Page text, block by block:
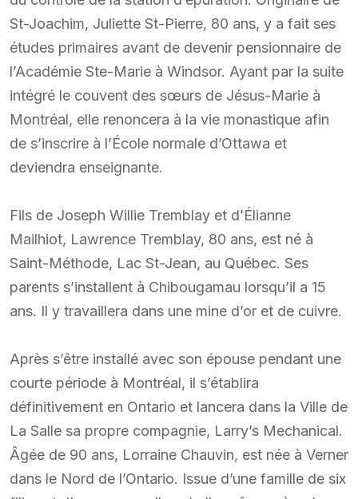
St-Joachim, Juliette St-Pierre, 80 ans, y a fait ses
études primaires avant de devenir pensionnaire de
l’Académie Ste-Marie à Windsor. Ayant par la suite
intégré le couvent des sœurs de Jésus-Marie à
Montréal, elle renoncera à la vie monastique afin
de s’inscrire à l’École normale d’Ottawa et
deviendra enseignante.
Fils de Joseph Willie Tremblay et d’Élianne
Mailhiot, Lawrence Tremblay, 80 ans, est né à
Saint-Méthode, Lac St-Jean, au Québec. Ses
parents s’installent à Chibougamau lorsqu’il a 15
ans. Il y travaillera dans une mine d’or et de cuivre.
Après s’être installé avec son épouse pendant une
courte période à Montréal, il s’établira
définitivement en Ontario et lancera dans la Ville de
La Salle sa propre compagnie, Larry’s Mechanical.
Âgée de 90 ans, Lorraine Chauvin, est née à Verner
dans le Nord de l’Ontario. Issue d’une famille de six